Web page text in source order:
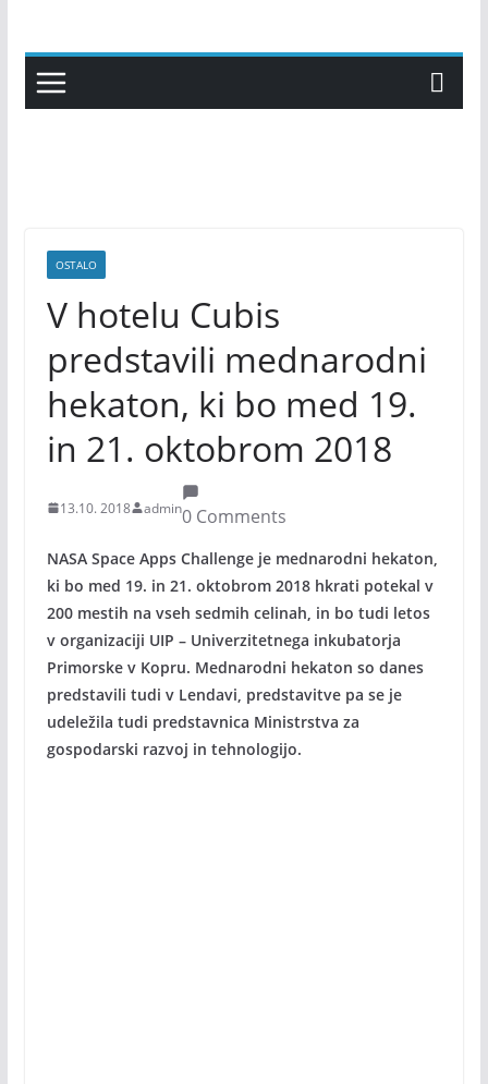
content
OSTALO
V hotelu Cubis
predstavili mednarodni
hekaton, ki bo med 19.
in 21. oktobrom 2018
13.10. 2018 admin0 Comments
NASA Space Apps Challenge je mednarodni hekaton,
ki bo med 19. in 21. oktobrom 2018 hkrati potekal v
200 mestih na vseh sedmih celinah, in bo tudi letos
v organizaciji UIP – Univerzitetnega inkubatorja
Primorske v Kopru. Mednarodni hekaton so danes
predstavili tudi v Lendavi, predstavitve pa se je
udeležila tudi predstavnica Ministrstva za
gospodarski razvoj in tehnologijo.